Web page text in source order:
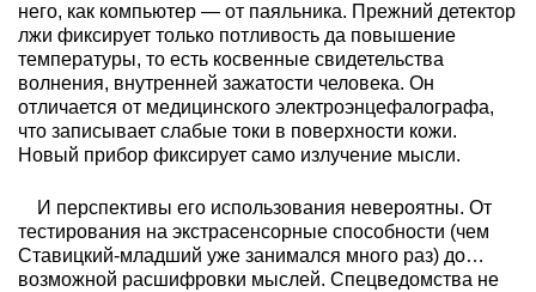
него, как компьютер — от паяльника. Прежний детектор
лжи фиксирует только потливость да повышение
температуры, то есть косвенные свидетельства
волнения, внутренней зажатости человека. Он
отличается от медицинского электроэнцефалографа,
что записывает слабые токи в поверхности кожи.
Новый прибор фиксирует само излучение мысли.
И перспективы его использования невероятны. От
тестирования на экстрасенсорные способности (чем
Ставицкий-младший уже занимался много раз) до…
возможной расшифровки мыслей. Спецведомства не